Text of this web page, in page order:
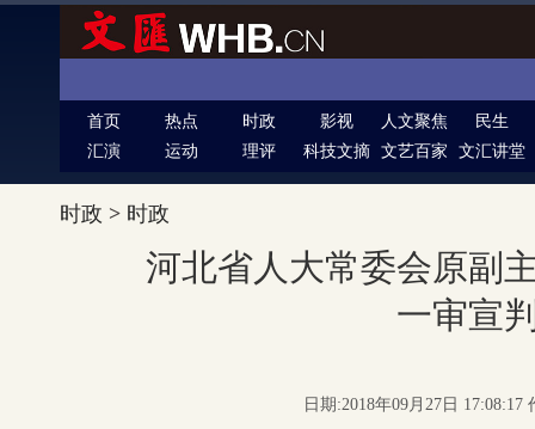
首页 热点 时政 影视 人文聚焦
民生
汇演
运动 理评 科技文摘 文艺百家 文汇讲堂
时政 > 时政
河北省人大常委会原副
一审宣
日期:2018年09月27日 17:08:17